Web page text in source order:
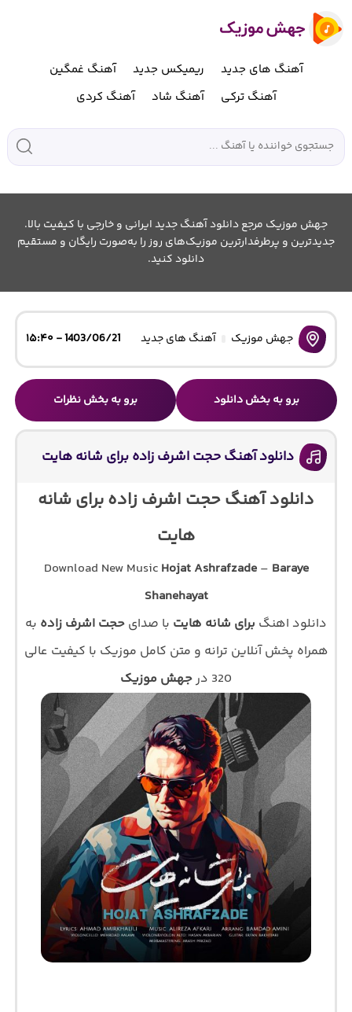
آهنگ های جدید ریمیکس جدید
آهنگ غمگین
آهنگ ترکی
آهنگ شاد آهنگ کردی
جهش موزیک مرجع دانلود آهنگ جدید ایرانی و خارجی با کیفیت بالا.
جدیدترین و پرطرفدارترین موزیک‌های روز را به‌صورت رایگان و مستقیم
دانلود کنید.
جهش موزیک آهنگ های جدید 1403/06/21 - ۱۵:۴۰
برو به بخش دانلود برو به بخش نظرات
دانلود آهنگ حجت اشرف زاده برای شانه هایت
دانلود آهنگ حجت اشرف زاده برای شانه
هایت
Download New Music Hojat Ashrafzade – Baraye
Shanehayat
دانلود اهنگ برای شانه هایت با صدای حجت اشرف زاده به
همراه پخش آنلاین ترانه و متن کامل موزیک با کیفیت عالی
320 در
جهش موزیک